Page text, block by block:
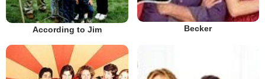
According to Jim Becker